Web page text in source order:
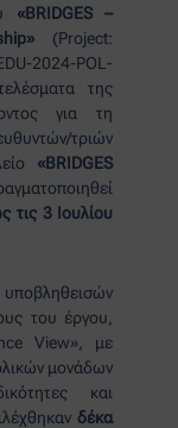
«BRIDGES –
(Project:
2024-POL-
της
για τη
τριών
«BRIDGES
τις 3 Ιουλίου
του έργου,
View», με
μονάδων
και
δέκα